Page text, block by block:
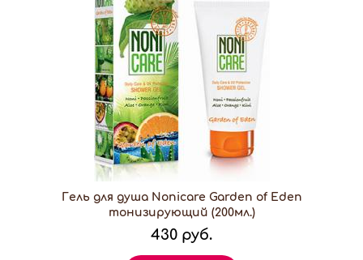
Гель для душа Nonicare Garden of Eden
тонизирующий (200мл.)
430 руб.